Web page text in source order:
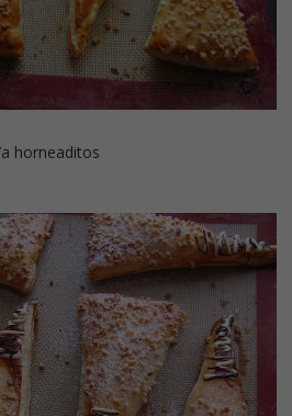
horneaditos